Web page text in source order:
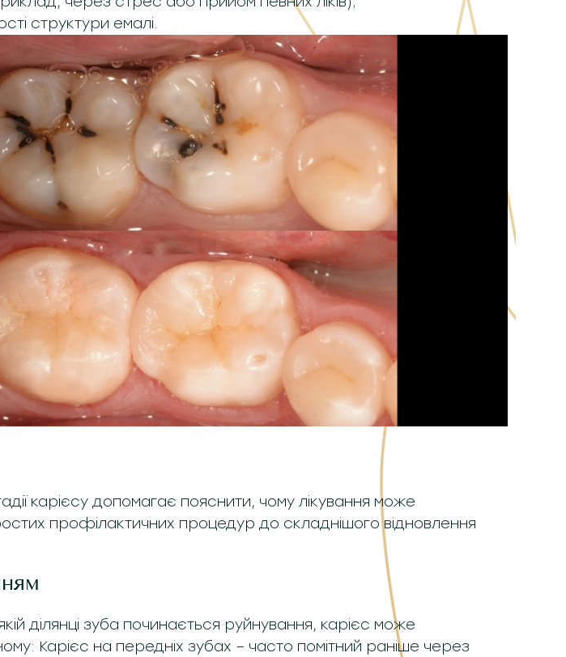
структури емалі.
карієсу допомагає пояснити, чому лікування може
профілактичних процедур до складнішого відновлення
ділянці зуба починається руйнування, карієс може
Карієс на передніх зубах – часто помітний раніше через